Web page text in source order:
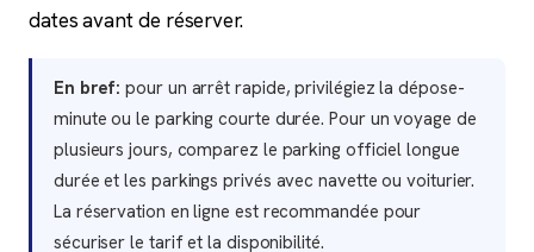
dates avant de réserver.
En bref: pour un arrêt rapide, privilégiez la dépose-
minute ou le parking courte durée. Pour un voyage de
plusieurs jours, comparez le parking officiel longue
durée et les parkings privés avec navette ou voiturier.
La réservation en ligne est recommandée pour
sécuriser le tarif et la disponibilité.